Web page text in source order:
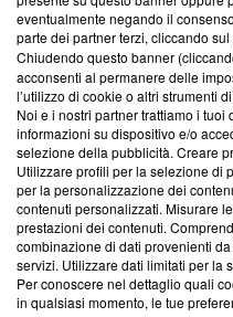
Su di noi
Team editoriale
Corporate
Redazione
Informativa Privacy
Cookie Policy
Blasting SA, IDI CHE-
Lugano (Svizzera) Tel:+39
eventualmente negando il
parte dei partner terzi, cliccando
Chiudendo questo banner
acconsenti al permanere delle
l’utilizzo di cookie o altri strumenti
Noi e i nostri partner trattiamo i
informazioni su dispositivo e/o
selezione della pubblicità. Creare
Utilizzare profili per la selezione di
per la personalizzazione dei
contenuti personalizzati. Misurare
prestazioni dei contenuti.
combinazione di dati provenienti
servizi. Utilizzare dati limitati per la
Per conoscere nel dettaglio quali
in qualsiasi momento, le tue